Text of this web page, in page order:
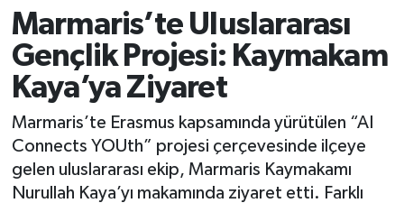
Marmaris’te Uluslararası
Gençlik Projesi: Kaymakam
Kaya’ya Ziyaret
Marmaris’te Erasmus kapsamında yürütülen “AI
Connects YOUth” projesi çerçevesinde ilçeye
gelen uluslararası ekip, Marmaris Kaymakamı
Nurullah Kaya’yı makamında ziyaret etti. Farklı
Muğla Haber
Siyaset
Muğla Trafik Yoğunluk Haritası
Süper Lig Puan Durumu ve Fikstür
Tüm Manşetler
Son Dakika Haberleri
Haber Arşivi